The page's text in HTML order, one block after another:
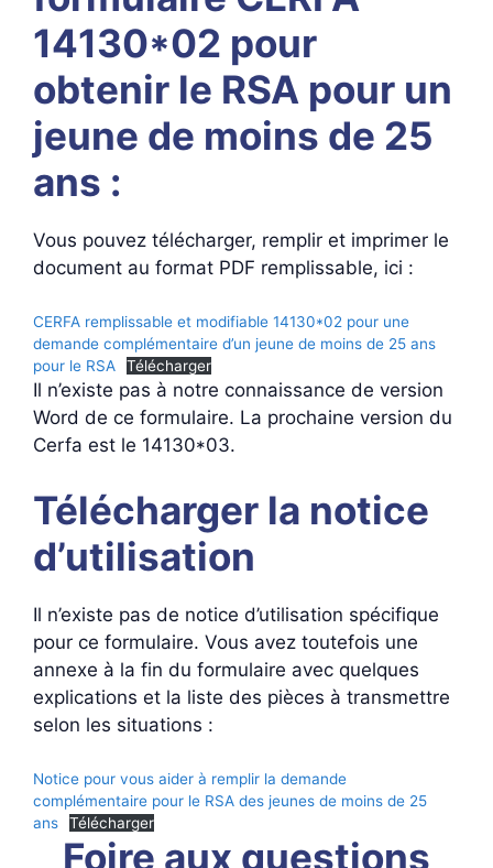
14130*02 pour
obtenir le RSA pour un
jeune de moins de 25
ans :
Vous pouvez télécharger, remplir et imprimer le
document au format PDF remplissable, ici :
CERFA remplissable et modifiable 14130*02 pour une
demande complémentaire d’un jeune de moins de 25 ans
pour le RSA
Télécharger
Il n’existe pas à notre connaissance de version
Word de ce formulaire. La prochaine version du
Cerfa est le 14130*03.
Télécharger la notice
d’utilisation
Il n’existe pas de notice d’utilisation spécifique
pour ce formulaire. Vous avez toutefois une
annexe à la fin du formulaire avec quelques
explications et la liste des pièces à transmettre
selon les situations :
Notice pour vous aider à remplir la demande
complémentaire pour le RSA des jeunes de moins de 25
ans
Télécharger
Foire aux questions